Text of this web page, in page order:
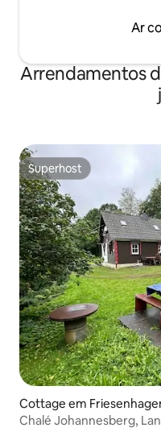
Ar
Arrendamentos
Superhost
Superhost
Cottage em
Chalé Johannesberg,